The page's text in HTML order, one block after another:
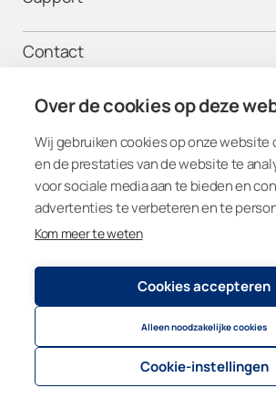
Over de cookies op deze
Wij gebruiken cookies op onze website
en de prestaties van de website te
voor sociale media aan te bieden en
advertenties te verbeteren en te
Kom meer te weten
Cookies accepteren
Alleen noodzakelijke cookies
Cookie-instellingen
Bedrijf
Contact
Get connected
Netherlands
Privacy beleid
© 2026Lumon Group